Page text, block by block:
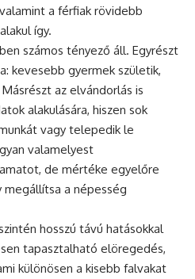
a férfiak rövidebb
így.
számos tényező áll. Egyrészt
kevesebb gyermek születik,
az elvándorlás is
alakulására, hiszen sok
vagy telepedik le
valamelyest
de mértéke egyelőre
megállítsa a népesség
hosszú távú hatásokkal
tapasztalható elöregedés,
különösen a kisebb falvakat